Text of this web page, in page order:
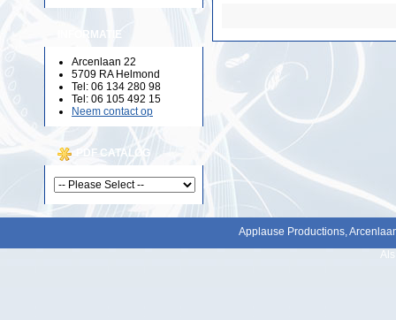
INFORMATIE
Arcenlaan 22
5709 RA Helmond
Tel: 06 134 280 98
Tel: 06 105 492 15
Neem contact op
PDF CATALOG
Applause Productions,